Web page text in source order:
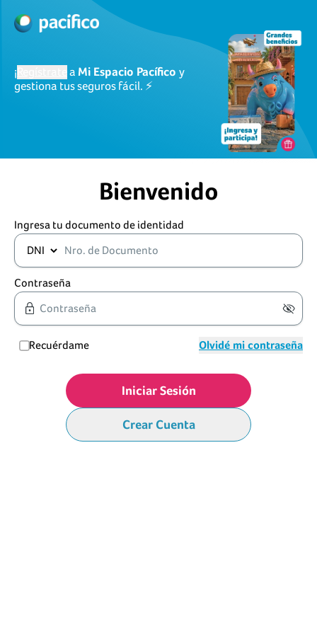
¡ a Mi Espacio Pacífico y
gestiona tus seguros fácil. ⚡
Bienvenido
Ingresa tu documento de identidad
Contraseña
Recuérdame Olvidé mi contraseña
Iniciar Sesión
Crear Cuenta